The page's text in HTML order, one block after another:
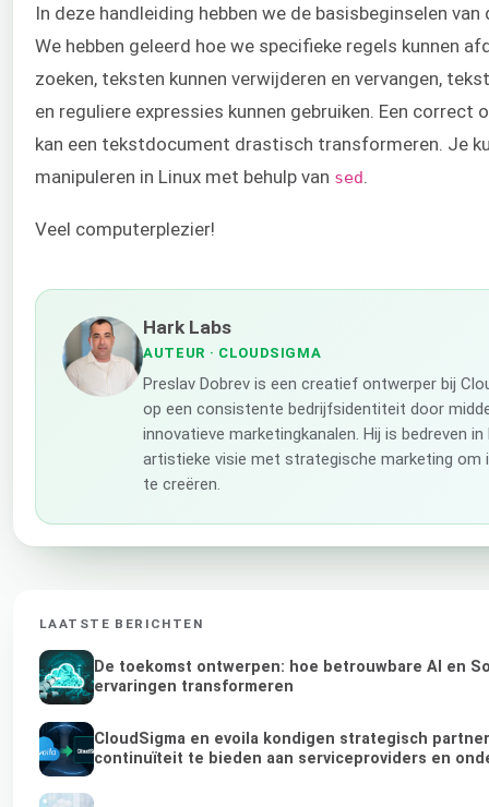
In deze handleiding hebben we de basisbeginselen van
We hebben geleerd hoe we specifieke regels kunnen
zoeken, teksten kunnen verwijderen en vervangen,
en reguliere expressies kunnen gebruiken. Een correct
kan een tekstdocument drastisch transformeren. Je
manipuleren in Linux met behulp van sed
Veel computerplezier!
Hark Labs
AUTEUR · CLOUDSIGMA
Preslav Dobrev is een creatief ontwerper bij
op een consistente bedrijfsidentiteit door
innovatieve marketingkanalen. Hij is bedreven
artistieke visie met strategische marketing om
te creëren.
LAATSTE BERICHTEN
De toekomst ontwerpen: hoe betrouwbare AI en
ervaringen transformeren
CloudSigma en evoila kondigen strategisch
continuïteit te bieden aan serviceproviders en